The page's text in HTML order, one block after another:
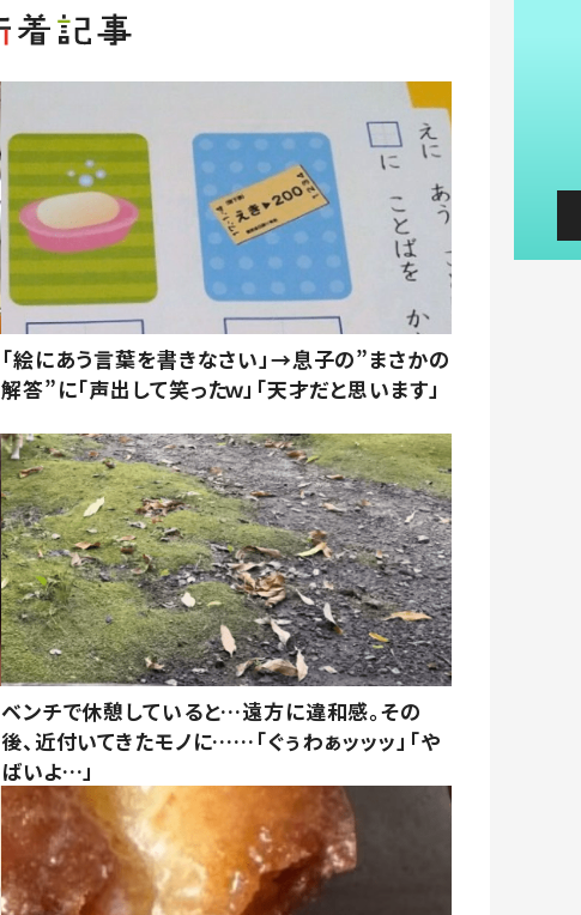
「絵にあう言葉を書きなさい」→息子の”まさかの
解答”に「声出して笑ったｗ」「天才だと思います」
ベンチで休憩していると…遠方に違和感。その
後、近付いてきたモノに……「ぐぅわぁッッッ」「や
ばいよ…」